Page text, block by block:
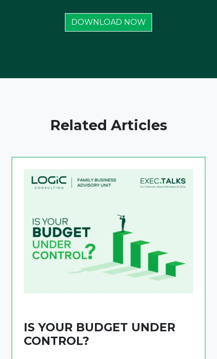
DOWNLOAD NOW
Related Articles
IS YOUR BUDGET UNDER
CONTROL?